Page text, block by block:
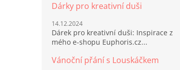
Dárky pro kreativní duši
14.12.2024
Dárek pro kreativní duši: Inspirace z
mého e-shopu Euphoris.cz...
Vánoční přání s Louskáčkem